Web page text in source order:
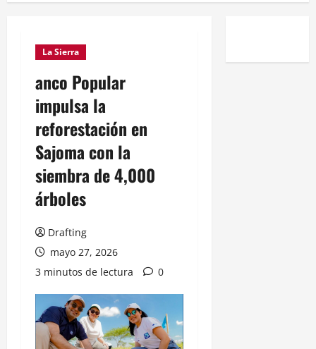
La Sierra
anco Popular
impulsa la
reforestación en
Sajoma con la
siembra de 4,000
árboles
Drafting
mayo 27, 2026
3 minutos de lectura
0